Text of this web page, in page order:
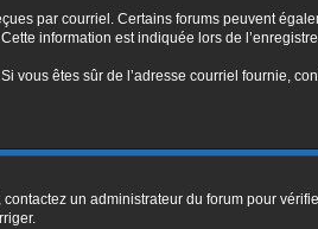
par courriel. Certains forums peuvent
information est indiquée lors de
vous êtes sûr de l’adresse courriel fournie,
un administrateur du forum pour